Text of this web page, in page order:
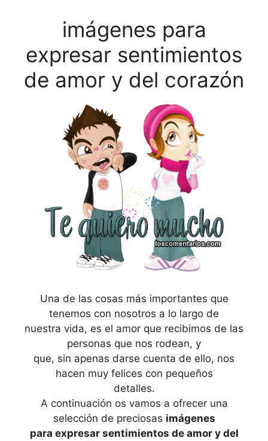
imágenes para
expresar sentimientos
de amor y del corazón
Una de las cosas más importantes que
tenemos con nosotros a lo largo de
nuestra vida, es el amor que recibimos de las
personas que nos rodean, y
que, sin apenas darse cuenta de ello, nos
hacen muy felices con pequeños
detalles.
A continuación os vamos a ofrecer una
selección de preciosas imágenes
para expresar sentimientos de amor y del